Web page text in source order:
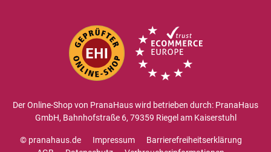
Der Online-Shop von PranaHaus wird betrieben durch: PranaHaus
GmbH, Bahnhofstraße 6, 79359 Riegel am Kaiserstuhl
© pranahaus.de Impressum
Barrierefreiheitserklärung